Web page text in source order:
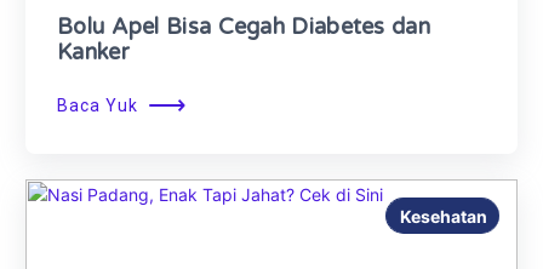
Bolu Apel Bisa Cegah Diabetes dan
Kanker
Baca Yuk ⟶
Kesehatan